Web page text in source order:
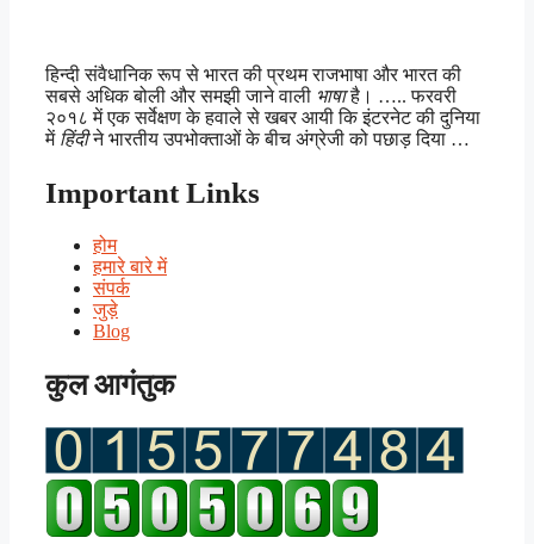
हिन्दी संवैधानिक रूप से भारत की प्रथम राजभाषा और भारत की
सबसे अधिक बोली और समझी जाने वाली भाषाहै। ….. फरवरी
२०१८ में एक सर्वेक्षण के हवाले से खबर आयी कि इंटरनेट की दुनिया
में हिंदीने भारतीय उपभोक्ताओं के बीच अंग्रेजी को पछाड़ दिया …
Important Links
होम
हमारे बारे में
संपर्क
जुड़े
Blog
कुल आगंतुक